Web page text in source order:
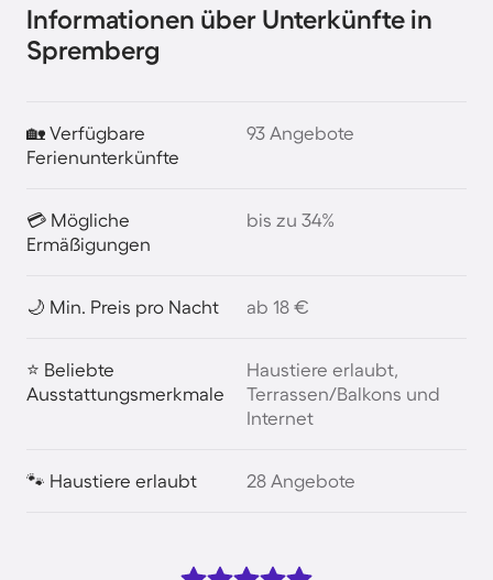
Informationen über Unterkünfte in
Spremberg
🏡 Verfügbare
Ferienunterkünfte
93 Angebote
💳 Mögliche
Ermäßigungen
bis zu 34%
🌙 Min. Preis pro Nacht ab 18 €
⭐ Beliebte
Ausstattungsmerkmale
Haustiere erlaubt,
Terrassen/Balkons und
Internet
🐾 Haustiere erlaubt 28 Angebote